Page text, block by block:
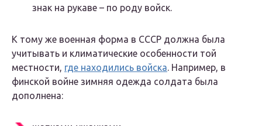
знак на рукаве – по роду войск.
К тому же военная форма в СССР должна была
учитывать и климатические особенности той
местности, где находились войска. Например, в
финской войне зимняя одежда солдата была
дополнена: